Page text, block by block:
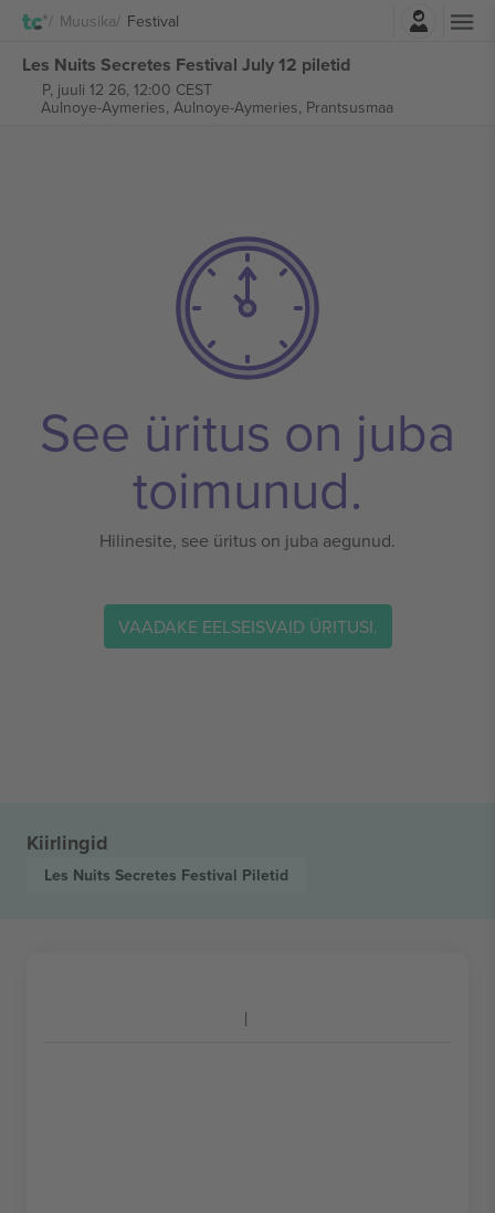
Muusika Festival
Les Nuits Secretes Festival July 12 piletid
P, juuli 12 26, 12:00 CEST
Aulnoye-Aymeries, Aulnoye-Aymeries, Prantsusmaa
See üritus on juba
toimunud.
Hilinesite, see üritus on juba aegunud.
VAADAKE EELSEISVAID ÜRITUSI.
Kiirlingid
Les Nuits Secretes Festival Piletid